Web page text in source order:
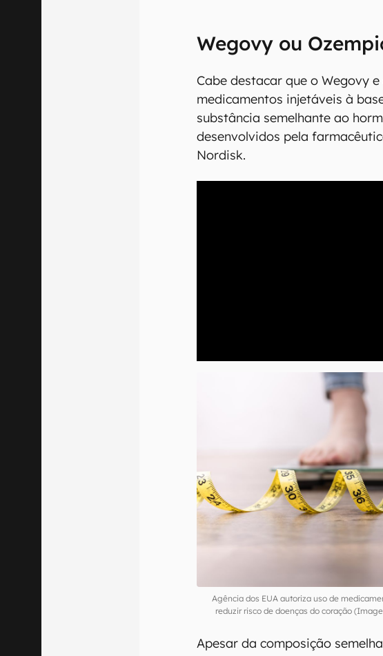
Wegovy ou
Cabe destacar que o Wegovy
medicamentos injetáveis à
substância semelhante ao
desenvolvidos pela
Nordisk.
Agência dos EUA autoriza uso de
reduzir risco de doenças do coração
Apesar da composição